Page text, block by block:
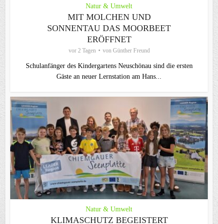
Natur & Umwelt
MIT MOLCHEN UND
SONNENTAU DAS MOORBEET
ERÖFFNET
vor 2 Tagen von Günther Freund
Schulanfänger des Kindergartens Neuschönau sind die ersten
Gäste an neuer Lernstation am Hans...
Natur & Umwelt
KLIMASCHUTZ BEGEISTERT